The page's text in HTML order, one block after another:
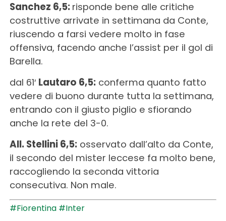
Sanchez 6,5: risponde bene alle critiche
costruttive arrivate in settimana da Conte,
riuscendo a farsi vedere molto in fase
offensiva, facendo anche l’assist per il gol di
Barella.
dal 61′ Lautaro 6,5:conferma quanto fatto
vedere di buono durante tutta la settimana,
entrando con il giusto piglio e sfiorando
anche la rete del 3-0.
All. Stellini 6,5:osservato dall’alto da Conte,
il secondo del mister leccese fa molto bene,
raccogliendo la seconda vittoria
consecutiva. Non male.
#Fiorentina #Inter